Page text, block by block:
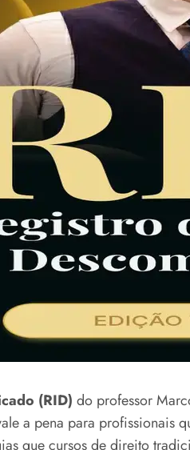
(RID) do professor
a pena para
que cursos de direito